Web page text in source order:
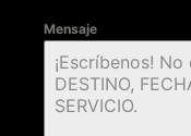
Mensaje